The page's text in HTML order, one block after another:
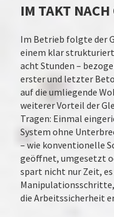
IM TAKT NACH
Im Betrieb folgte der
einem klar
acht Stunden –
erster und letzter
auf die umliegende
weiterer Vorteil der
Tragen: Einmal
System ohne
– wie konventionelle
geöffnet, umgesetzt
spart nicht nur Zeit,
die Arbeitssicherheit